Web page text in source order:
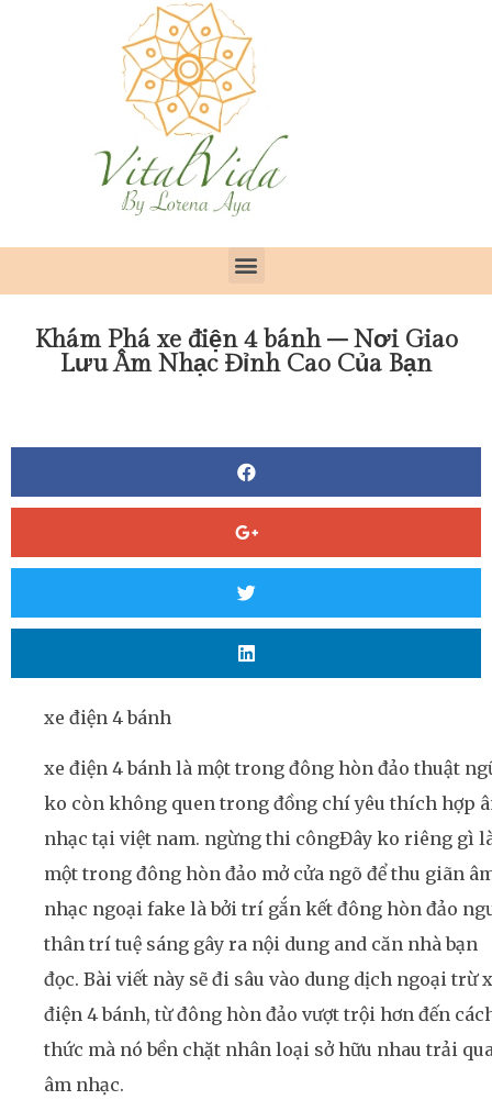
Khám Phá xe điện 4 bánh – Nơi Giao
Lưu Âm Nhạc Đỉnh Cao Của Bạn
xe điện 4 bánh
xe điện 4 bánh là một trong đông hòn đảo thuật
ko còn không quen trong đồng chí yêu thích hợp
nhạc tại việt nam. ngừng thi côngĐây ko riêng gì
một trong đông hòn đảo mở cửa ngõ để thu giãn
nhạc ngoại fake là bởi trí gắn kết đông hòn đảo
thân trí tuệ sáng gây ra nội dung and căn nhà bạn
đọc. Bài viết này sẽ đi sâu vào dung dịch ngoại trừ
điện 4 bánh, từ đông hòn đảo vượt trội hơn đến
thức mà nó bền chặt nhân loại sở hữu nhau trải
âm nhạc.